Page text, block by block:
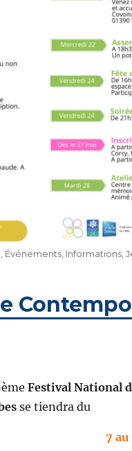
Événements, Informations,
Festival National
se tiendra du
7 au